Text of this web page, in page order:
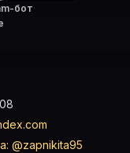
бот·
@zapnikita95